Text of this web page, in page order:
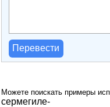
Перевести
Можете поискать примеры
сермегиле-